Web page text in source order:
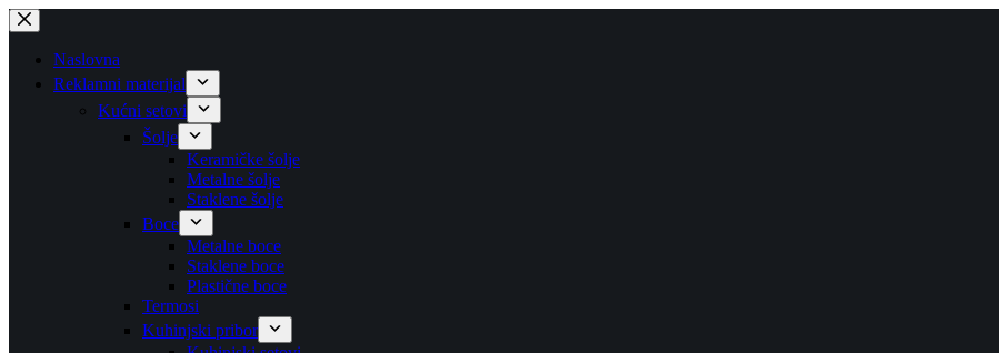
Skip
to
contentNaslovna
Reklamni materijal
Kućni setovi
Šolje
Keramičke šolje
Metalne šolje
Staklene šolje
Boce
Metalne boce
Staklene boce
Plastične boce
Termosi
Kuhinjski pribor